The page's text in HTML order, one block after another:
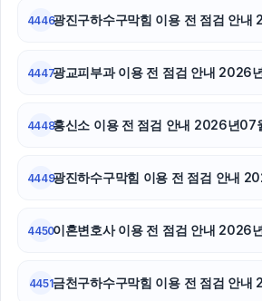
4446광진구하수구막힘 이용 전 점검 안
4447광교피부과 이용 전 점검 안내 2026
4448흥신소 이용 전 점검 안내 2026년07
4449광진하수구막힘 이용 전 점검 안내
4450이혼변호사 이용 전 점검 안내 2026
4451금천구하수구막힘 이용 전 점검 안